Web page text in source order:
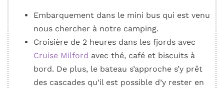
Embarquement dans le mini bus qui est venu
nous chercher à notre camping.
Croisière de 2 heures dans les fjords avec
Cruise Milford avec thé, café et biscuits à
bord. De plus, le bateau s’approche s’y prêt
des cascades qu’il est possible d’y rester en